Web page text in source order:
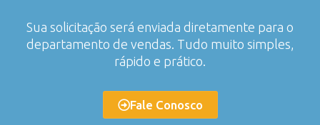
Sua solicitação será enviada diretamente para o
departamento de vendas. Tudo muito simples,
rápido e prático.
Fale Conosco